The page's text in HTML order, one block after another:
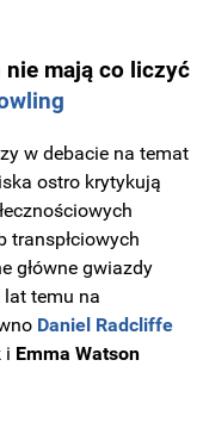
nie mają co liczyć
w debacie na temat
ostro krytykują
transpłciowych
główne gwiazdy
lat temu na
Daniel Radcliffe
i Emma Watson